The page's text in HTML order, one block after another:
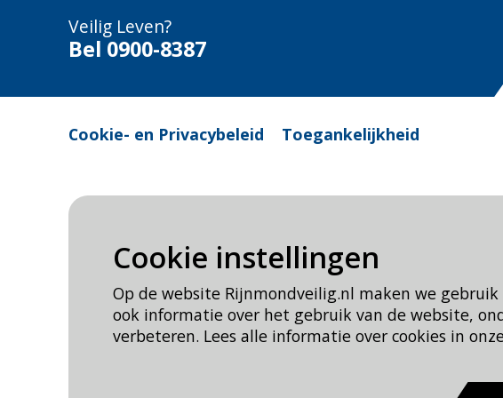
Cookie instellingen
Op de website Rijnmondveilig.nl maken we
ook informatie over het gebruik van de website,
verbeteren. Lees alle informatie over cookies in
Veilig Leven?
Bel 0900-8387
Cookie- en Privacybeleid Toegankelijkheid